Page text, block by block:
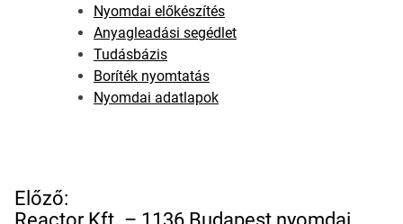
Nyomdai előkészítés
Anyagleadási segédlet
Tudásbázis
Boríték nyomtatás
Nyomdai adatlapok
B
Előző: